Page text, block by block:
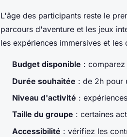
L'âge des participants reste le
parcours d'aventure et les jeux
les expériences immersives et les
Budget disponible :
Durée souhaitée : de 2h pour
Niveau d'activité :
Taille du groupe : certaines
Accessibilité : vérifiez les